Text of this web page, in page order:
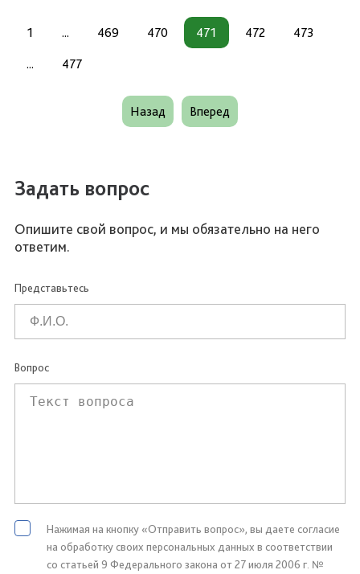
1 ... 469 470 471 472 473
... 477
Назад Вперед
Задать вопрос
Опишите свой вопрос, и мы обязательно на него
ответим.
Представьтесь
Вопрос
Нажимая на кнопку «Отправить вопрос», вы даете согласие
на обработку своих персональных данных в соответствии
со статьей 9 Федерального закона от 27 июля 2006 г. №